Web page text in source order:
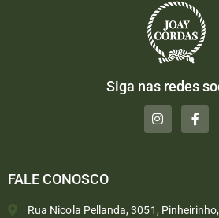
Siga nas redes
FALE CONOSCO
Rua Nicola Pellanda, 3051,